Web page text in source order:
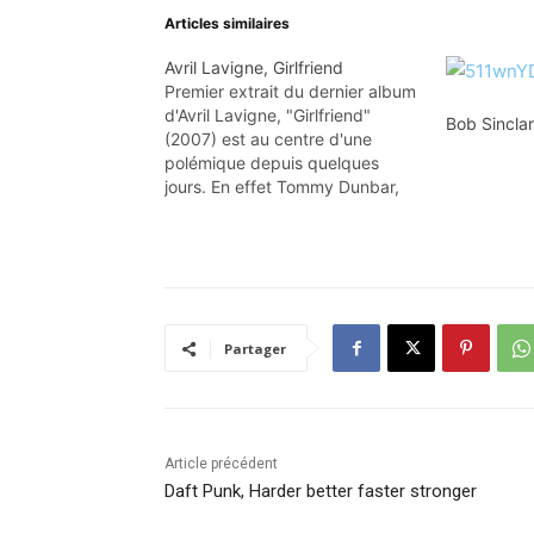
Articles similaires
Avril Lavigne, Girlfriend
Premier extrait du dernier album
d'Avril Lavigne, "Girlfriend"
(2007) est au centre d'une
polémique depuis quelques
jours. En effet Tommy Dunbar,
extraits : • "Girlfriend"…
Bob
Partager
Article précédent
Daft Punk, Harder better faster stronger